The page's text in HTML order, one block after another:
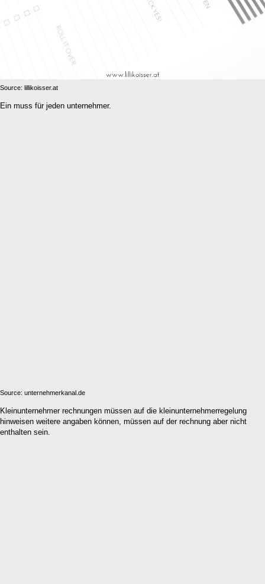
Source: lillikoisser.at
Ein muss für jeden unternehmer.
Source: unternehmerkanal.de
Kleinunternehmer rechnungen müssen auf die kleinunternehmerregelung
hinweisen weitere angaben können, müssen auf der rechnung aber nicht
enthalten sein.